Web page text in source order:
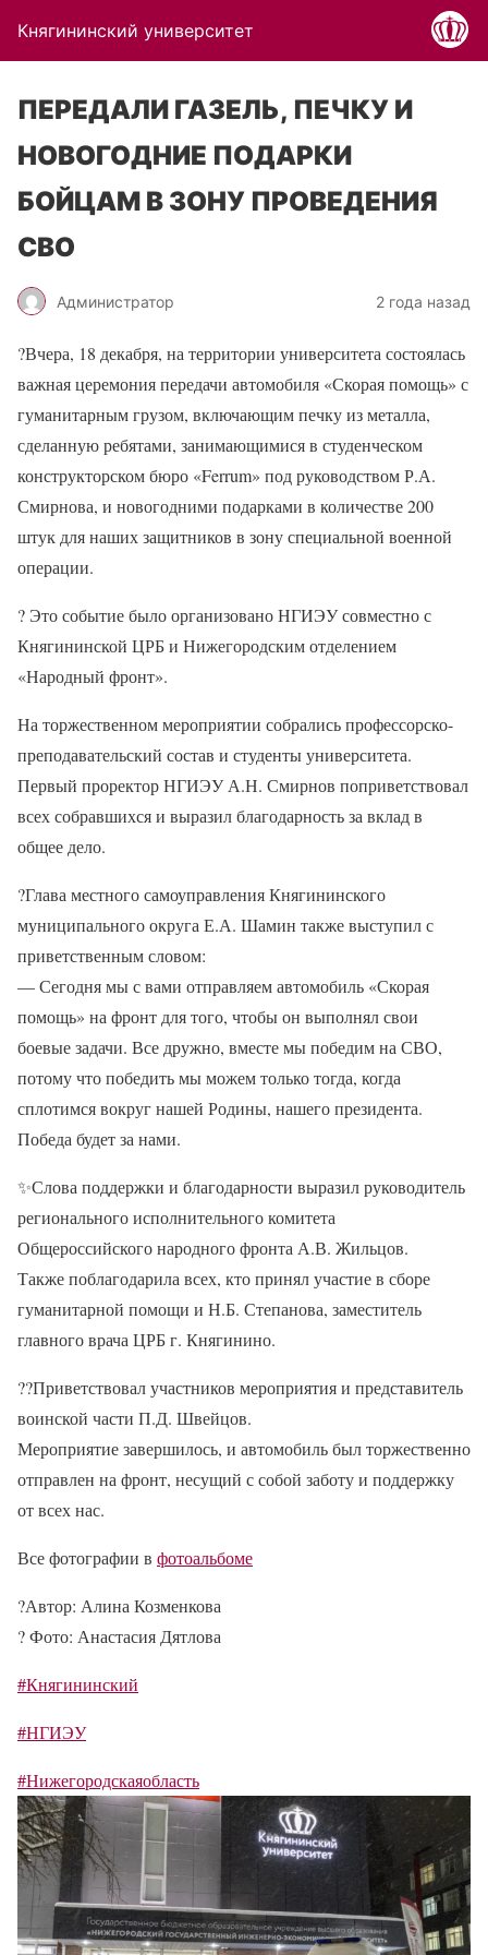
Княгининский университет
ПЕРЕДАЛИ ГАЗЕЛЬ, ПЕЧКУ И
НОВОГОДНИЕ ПОДАРКИ
БОЙЦАМ В ЗОНУ ПРОВЕДЕНИЯ
СВО
Администратор 2 года назад
?Вчера, 18 декабря, на территории университета состоялась
важная церемония передачи автомобиля «Скорая помощь» с
гуманитарным грузом, включающим печку из металла,
сделанную ребятами, занимающимися в студенческом
конструкторском бюро «Ferrum» под руководством Р.А.
Смирнова, и новогодними подарками в количестве 200
штук для наших защитников в зону специальной военной
операции.
? Это событие было организовано НГИЭУ совместно с
Княгининской ЦРБ и Нижегородским отделением
«Народный фронт».
На торжественном мероприятии собрались профессорско-
преподавательский состав и студенты университета.
Первый проректор НГИЭУ А.Н. Смирнов поприветствовал
всех собравшихся и выразил благодарность за вклад в
общее дело.
?️Глава местного самоуправления Княгининского
муниципального округа Е.А. Шамин также выступил с
приветственным словом:
— Сегодня мы с вами отправляем автомобиль «Скорая
помощь» на фронт для того, чтобы он выполнял свои
боевые задачи. Все дружно, вместе мы победим на СВО,
потому что победить мы можем только тогда, когда
сплотимся вокруг нашей Родины, нашего президента.
Победа будет за нами.
✨Слова поддержки и благодарности выразил руководитель
регионального исполнительного комитета
Общероссийского народного фронта А.В. Жильцов.
Также поблагодарила всех, кто принял участие в сборе
гуманитарной помощи и Н.Б. Степанова, заместитель
главного врача ЦРБ г. Княгинино.
??Приветствовал участников мероприятия и представитель
воинской части П.Д. Швейцов.
Мероприятие завершилось, и автомобиль был торжественно
отправлен на фронт, несущий с собой заботу и поддержку
от всех нас.
Все фотографии в фотоальбоме
?️Автор: Алина Козменкова
?Фото: Анастасия Дятлова
#Княгининский
#НГИЭУ
#Нижегородскаяобласть